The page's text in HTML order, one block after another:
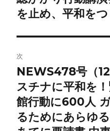
ビ
ゲ
ー
シ
ョ
ン
投
を止め、平和をつ
次
次
の
投
稿:
NEWS478号（
スチナに平和を
館行動に600人
るためにあらゆ